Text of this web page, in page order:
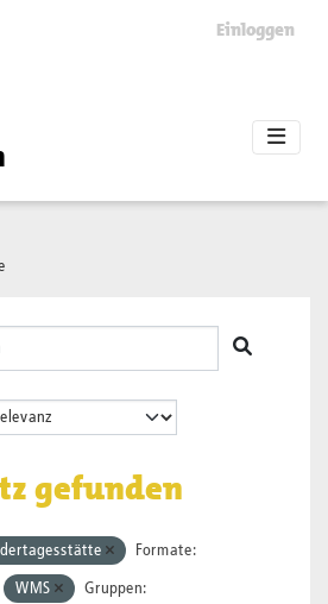
Einloggen
gefunden
Formate:
WMS Gruppen: